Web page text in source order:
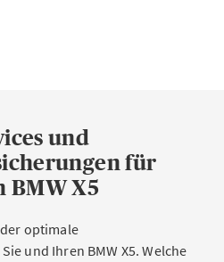
und
für
BMW X5
optimale
und Ihren BMW X5. Welche